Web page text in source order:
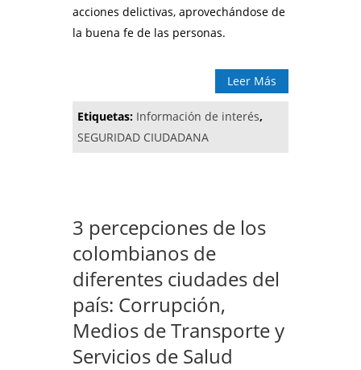
acciones delictivas, aprovechándose de
la buena fe de las personas.
Leer Más
Etiquetas: Información de interés,
SEGURIDAD CIUDADANA
3 percepciones de los
colombianos de
diferentes ciudades del
país: Corrupción,
Medios de Transporte y
Servicios de Salud